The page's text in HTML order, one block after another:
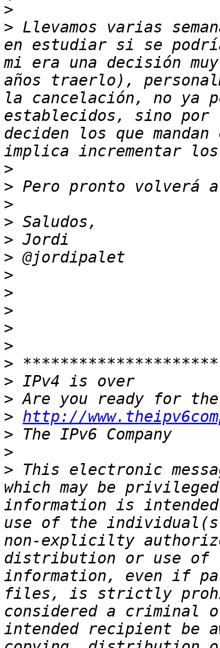
>
> Llevamos varias
en estudiar si se
mi era una decisión
años traerlo),
la cancelación, no ya
establecidos, sino por
deciden los que
>
>
>
>
>
>
>
>
>
>
>
>
>
>
> http://
>
>
> This electronic
which may be
information is
use of the
non-explicilty
distribution or use of
information, even if
files, is strictly
considered a criminal
intended recipient be